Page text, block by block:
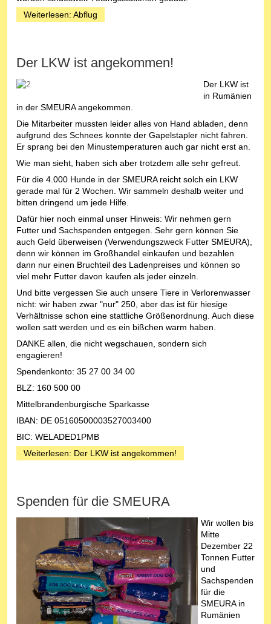
Weiterlesen: Abflug
Der LKW ist angekommen!
Der LKW ist
in Rumänien
in der SMEURA angekommen.
Die Mitarbeiter mussten leider alles von Hand abladen, denn
aufgrund des Schnees konnte der Gapelstapler nicht fahren.
Er sprang bei den Minustemperaturen auch gar nicht erst an.
Wie man sieht, haben sich aber trotzdem alle sehr gefreut.
Für die 4.000 Hunde in der SMEURA reicht solch ein LKW
gerade mal für 2 Wochen. Wir sammeln deshalb weiter und
bitten dringend um jede Hilfe.
Dafür hier noch einmal unser Hinweis: Wir nehmen gern
Futter und Sachspenden entgegen. Sehr gern können Sie
auch Geld überweisen (Verwendungszweck Futter SMEURA),
denn wir können im Großhandel einkaufen und bezahlen
dann nur einen Bruchteil des Ladenpreises und können so
viel mehr Futter davon kaufen als jeder einzeln.
Und bitte vergessen Sie auch unsere Tiere in Verlorenwasser
nicht: wir haben zwar "nur" 250, aber das ist für hiesige
Verhältnisse schon eine stattliche Größenordnung. Auch diese
wollen satt werden und es ein bißchen warm haben.
DANKE allen, die nicht wegschauen, sondern sich
engagieren!
Spendenkonto: 35 27 00 34 00
BLZ: 160 500 00
Mittelbrandenburgische Sparkasse
IBAN: DE 05160500003527003400
BIC: WELADED1PMB
Weiterlesen: Der LKW ist angekommen!
Spenden für die SMEURA
Wir wollen bis
Mitte
Dezember 22
Tonnen Futter
und
Sachspenden
für die
SMEURA in
Rumänien